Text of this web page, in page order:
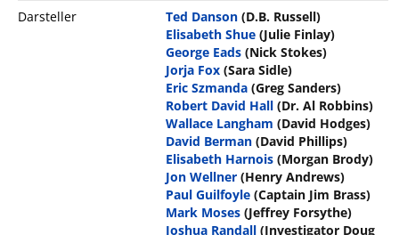
Darsteller
Ted Danson (D.B. Russell)
Elisabeth Shue (Julie Finlay)
George Eads (Nick Stokes)
Jorja Fox (Sara Sidle)
Eric Szmanda (Greg Sanders)
Robert David Hall (Dr. Al Robbins)
Wallace Langham (David Hodges)
David Berman (David Phillips)
Elisabeth Harnois (Morgan Brody)
Jon Wellner (Henry Andrews)
Paul Guilfoyle (Captain Jim Brass)
Mark Moses (Jeffrey Forsythe)
Joshua Randall (Investigator Doug